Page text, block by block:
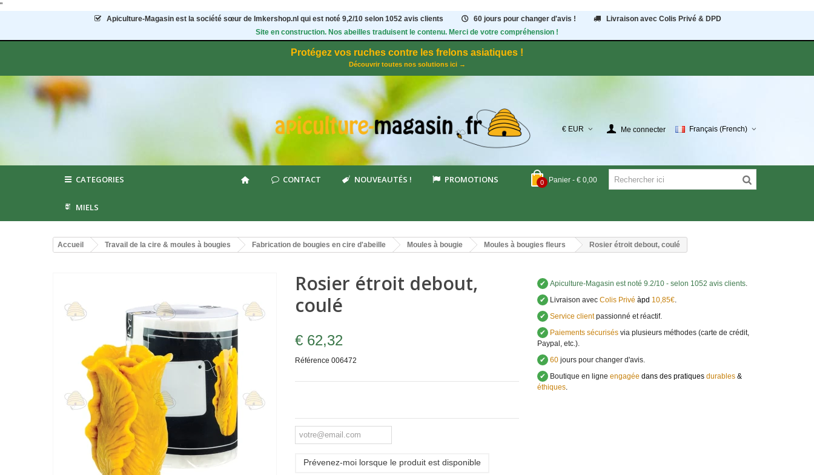
"
Apiculture-Magasin est la société sœur de Imkershop.nl qui est noté 9,2/10 selon 1052avis clients 60 jours pour changer d'avis !
Livraison avec Colis Privé & DPD
Site en construction. Nos abeilles traduisent le contenu. Merci de votre compréhension !
Protégez vos ruches contre les frelons asiatiques !
Découvrir toutes nos solutions ici →
€ EUR Me connecter Français (French)
0 Panier - € 0,00
CATEGORIES CONTACT NOUVEAUTÉS ! PROMOTIONS
MIELS
Accueil Travail de la cire & moules à bougies Fabrication de bougies en cire d'abeille Moules à bougie Moules à bougies fleurs Rosier étroit debout, coulé
Rosier étroit debout,
coulé
€ 62,32
Référence 006472
Prévenez-moi lorsque le produit est disponible
✔ Apiculture-Magasin est noté 9.2/10 - selon 1052 avis clients.
✔ Livraison avecColis Privé àpd 10,85€.
✔ Service clientpassionné et réactif.
✔ Paiements sécurisésvia plusieurs méthodes (carte de crédit,
Paypal, etc.).
✔ 60jours pour changer d'avis.
✔ Boutique en ligne engagée dans des pratiques durables&
éthiques.